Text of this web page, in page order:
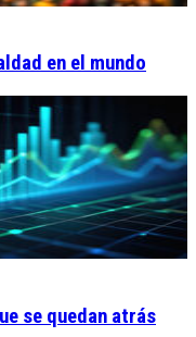
en el mundo
se quedan atrás